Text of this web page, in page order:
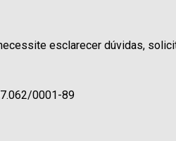
esclarecer dúvidas,
0001-89